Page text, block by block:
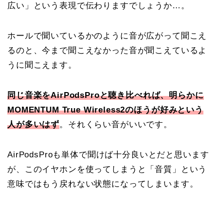
広い」という表現で伝わりますでしょうか…。
ホールで聞いているかのように音が広がって聞こえ
るのと、今まで聞こえなかった音が聞こえているよ
うに聞こえます。
同じ音楽をAirPodsProと聴き比べれば、明らかに
MOMENTUM True Wireless2のほうが好みという
人が多いはず。それくらい音がいいです。
AirPodsProも単体で聞けば十分良いとだと思います
が、このイヤホンを使ってしまうと「音質」という
意味ではもう戻れない状態になってしまいます。